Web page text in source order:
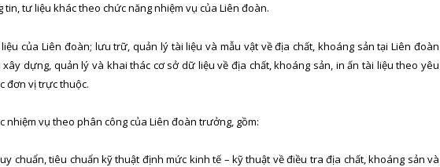
tin, tư liệu khác theo chức năng nhiệm vụ của Liên đoàn.
của Liên đoàn; lưu trữ, quản lý tài liệu và mẫu vật về địa chất, khoáng sản tại Liên đoàn
dựng, quản lý và khai thác cơ sở dữ liệu về địa chất, khoáng sản, in ấn tài liệu theo yêu
đơn vị trực thuộc.
nhiệm vụ theo phân công của Liên đoàn trưởng, gồm:
chuẩn, tiêu chuẩn kỹ thuật định mức kinh tế – kỹ thuật về điều tra địa chất, khoáng sản và